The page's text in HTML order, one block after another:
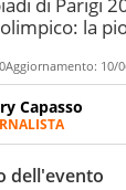
di Parigi
la
Aggiornamento: 10/
Capasso
lui gli sport
di trovare la
dell'evento